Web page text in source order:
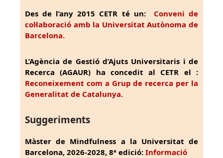
Des de l’any 2015 CETR té un: Conveni de
col·laboració amb la Universitat Autònoma de
Barcelona.
L’Agència de Gestió d’Ajuts Universitaris i de
Recerca (AGAUR) ha concedit al CETR el :
Reconeixement com a Grup de recerca per la
Generalitat de Catalunya.
Suggeriments
Màster de Mindfulness a la Universitat de
Barcelona, 2026-2028, 8ª edició: Informació